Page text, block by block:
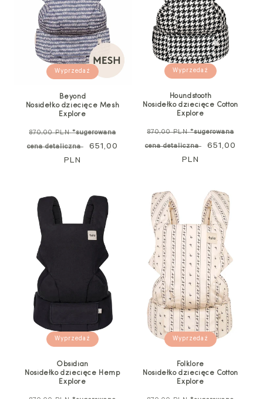
Wyprzedaż
Beyond
Nosidełko dziecięce Mesh
Explore
Cena
standardowa
870,00 PLN*sugerowana
cena detaliczna
Cena
651,00
PLN
Wyprzedaż
Houndstooth
Nosidełko dziecięce Cotton
Explore
Cena
standardowa
870,00 PLN*sugerowana
cena detaliczna
Cena
651,00
PLN
Wyprzedaż
Obsidian
Nosidełko dziecięce Hemp
Explore
Wyprzedaż
Folklore
Nosidełko dziecięce Cotton
Explore